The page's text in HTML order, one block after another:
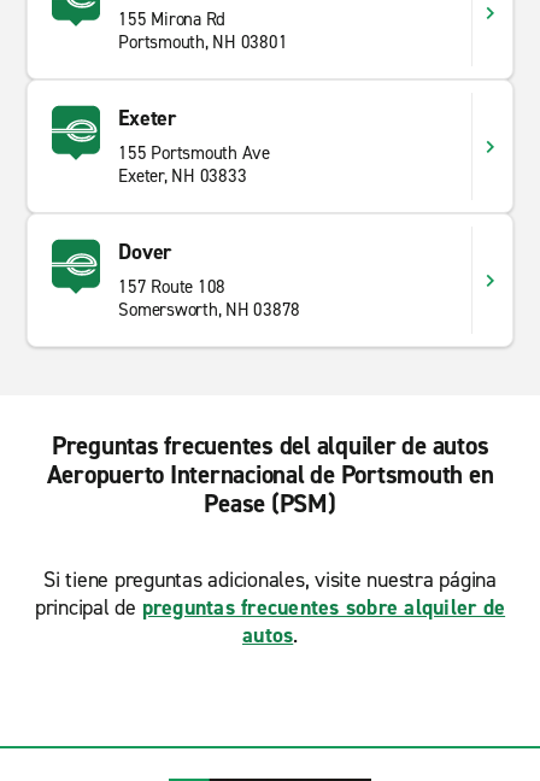
155 Mirona Rd
Portsmouth, NH 03801
Exeter
155 Portsmouth Ave
Exeter, NH 03833
Dover
157 Route 108
Somersworth, NH 03878
Preguntas frecuentes del alquiler de autos
Aeropuerto Internacional de Portsmouth en
Pease (PSM)
Si tiene preguntas adicionales, visite nuestra página
principal de preguntas frecuentes sobre alquiler de
autos.